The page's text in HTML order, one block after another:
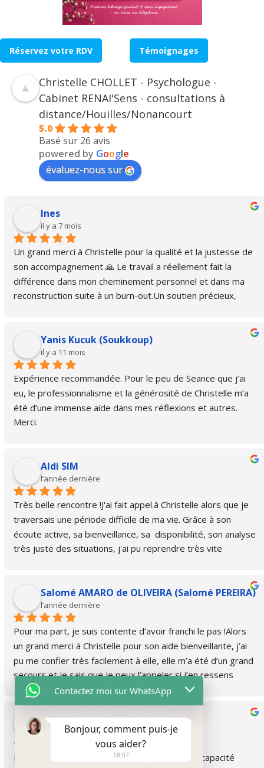
Réservez votre RDV Témoignages
Christelle CHOLLET - Psychologue -
Cabinet RENAI'Sens - consultations à
distance/Houilles/Nonancourt
5.0
Basé sur 26 avis
powered by Google
évaluez-nous sur
Ines
il y a 7 mois
Un grand merci à Christelle pour la qualité et la justesse de
son accompagnement 🙏 Le travail a réellement fait la
différence dans mon cheminement personnel et dans ma
reconstruction suite à un burn-out.Un soutien précieux,
Yanis Kucuk (Soukkoup)
il y a 11 mois
Expérience recommandée. Pour le peu de Seance que j’ai
eu, le professionnalisme et la générosité de Christelle m’a
été d’une immense aide dans mes réflexions et autres.
Merci.
Aldi SIM
l’année dernière
Très belle rencontre !J'ai fait appel.à Christelle alors que je
traversais une période difficile de ma vie. Grâce à son
écoute active, sa bienveillance, sa  disponibilité, son analyse
très juste des situations, j'ai pu reprendre très vite
Salomé AMARO de OLIVEIRA (Salomé PEREIRA)
l’année dernière
Pour ma part, je suis contente d’avoir franchi le pas !Alors
un grand merci à Christelle pour son aide bienveillante, j’ai
pu me confier très facilement à elle, elle m’a été d’un grand
secours et je sais que je peux l’appeler si j’en ressens
encore le besoin, c’est rassurant.Et en effet je pense qu’on
devrait tous en profiter, car qui ne traine pas de casseroles
? même petites 🙏
FRANCIS CECILIA
l’année dernière
Excellente psychologue Christelle. Elle a cette capacité
Contactez moi sur WhatsApp
Bonjour, comment puis-je
vous aider?
18:07